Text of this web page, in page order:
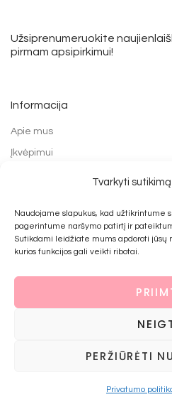
Tvarkyti
Naudojame slapukus, kad užtikrintume
pagerintume naršymo patirtį ir
Sutikdami leidžiate mums apdoroti jūsų
kurios funkcijos gali veikti ribotai.
PERŽIŪRĖTI
Privatumo
Užsiprenumeruokite
pirmam apsipirkimui!
Informacija
Apie mus
Įkvėpimui
Prekių pirkimo ir grąžinimo taisyklės
Privatumo politika
© 2022 UAB Bijūnai prie namo